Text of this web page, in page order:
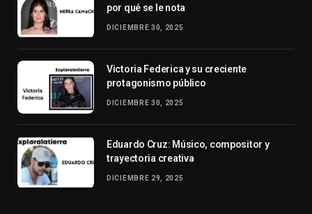
por qué se le nota
DICIEMBRE 30, 2025
Victoria Federica y su creciente
protagonismo público
DICIEMBRE 30, 2025
Eduardo Cruz: Músico, compositor y
trayectoria creativa
DICIEMBRE 29, 2025